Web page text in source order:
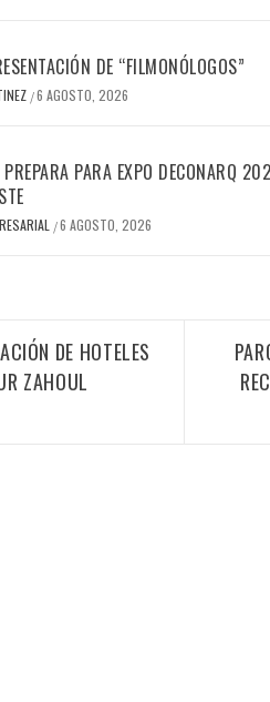
DE “FILMONÓLOGOS”
/6 AGOSTO, 2026
PARA EXPO DECONARQ
/6 AGOSTO, 2026
DE HOTELES
ZAHOUL